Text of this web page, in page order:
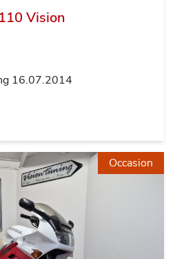
Vision
16.07.2014
Occasion